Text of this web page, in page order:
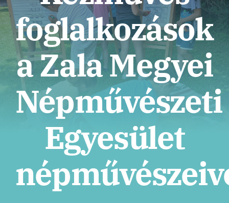
Über uns
Kontakt
Standort
Unterstützer
Tickets
foglalkozások
a Zala Megyei
Népművészeti
Egyesület